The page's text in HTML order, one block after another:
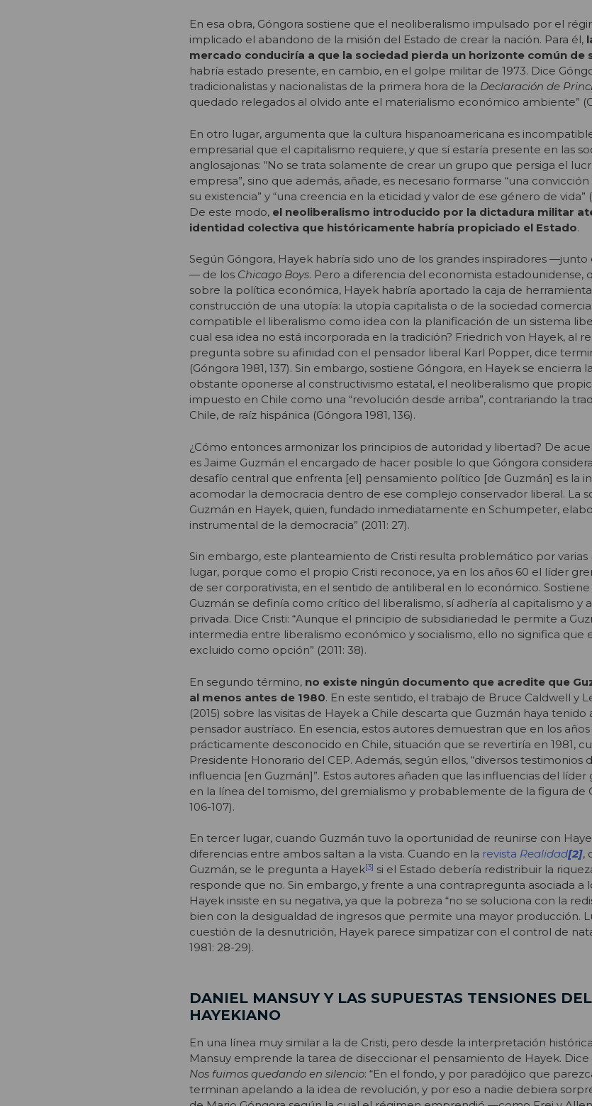
En esa obra, Góngora sostiene que el neoliberalismo impulsado por el
implicado el abandono de la misión del Estado de crear la nación. Para él,
mercado conduciría a que la sociedad pierda un horizonte común de
habría estado presente, en cambio, en el golpe militar de 1973. Dice
tradicionalistas y nacionalistas de la primera hora de la Declaración de
quedado relegados al olvido ante el materialismo económico ambiente”
En otro lugar, argumenta que la cultura hispanoamericana es
empresarial que el capitalismo requiere, y que sí estaría presente en las
anglosajonas: “No se trata solamente de crear un grupo que persiga el
empresa”, sino que además, añade, es necesario formarse “una
su existencia” y “una creencia en la eticidad y valor de ese género de vida”
De este modo, el neoliberalismo introducido por la dictadura militar
identidad colectiva que históricamente habría propiciado el Estado.
Según Góngora, Hayek habría sido uno de los grandes inspiradores
— de los Chicago Boys. Pero a diferencia del economista estadounidense,
sobre la política económica, Hayek habría aportado la caja de
construcción de una utopía: la utopía capitalista o de la sociedad
compatible el liberalismo como idea con la planificación de un sistema
cual esa idea no está incorporada en la tradición? Friedrich von Hayek, al
pregunta sobre su afinidad con el pensador liberal Karl Popper, dice
(Góngora 1981, 137). Sin embargo, sostiene Góngora, en Hayek se encierra
obstante oponerse al constructivismo estatal, el neoliberalismo que
impuesto en Chile como una “revolución desde arriba”, contrariando la
Chile, de raíz hispánica (Góngora 1981, 136).
¿Cómo entonces armonizar los principios de autoridad y libertad? De
es Jaime Guzmán el encargado de hacer posible lo que Góngora
desafío central que enfrenta [el] pensamiento político [de Guzmán] es la
acomodar la democracia dentro de ese complejo conservador liberal. La
Guzmán en Hayek, quien, fundado inmediatamente en Schumpeter,
instrumental de la democracia” (2011: 27).
Sin embargo, este planteamiento de Cristi resulta problemático por varias
lugar, porque como el propio Cristi reconoce, ya en los años 60 el líder
de ser corporativista, en el sentido de antiliberal en lo económico.
Guzmán se definía como crítico del liberalismo, sí adhería al capitalismo y
privada. Dice Cristi: “Aunque el principio de subsidiariedad le permite a
intermedia entre liberalismo económico y socialismo, ello no significa que
excluido como opción” (2011: 38).
En segundo término, no existe ningún documento que acredite que
al menos antes de 1980. En este sentido, el trabajo de Bruce Caldwell y
(2015) sobre las visitas de Hayek a Chile descarta que Guzmán haya tenido
pensador austríaco. En esencia, estos autores demuestran que en los años
prácticamente desconocido en Chile, situación que se revertiría en 1981,
Presidente Honorario del CEP. Además, según ellos, “diversos testimonios
influencia [en Guzmán]”. Estos autores añaden que las influencias del líder
en la línea del tomismo, del gremialismo y probablemente de la figura de
106-107).
En tercer lugar, cuando Guzmán tuvo la oportunidad de reunirse con
diferencias entre ambos saltan a la vista. Cuando en la revista Realidad[2],
Guzmán, se le pregunta a Hayek[3] si el Estado debería redistribuir la
responde que no. Sin embargo, y frente a una contrapregunta asociada a
Hayek insiste en su negativa, ya que la pobreza “no se soluciona con la
bien con la desigualdad de ingresos que permite una mayor producción.
cuestión de la desnutrición, Hayek parece simpatizar con el control de
1981: 28-29).
DANIEL MANSUY Y LAS SUPUESTAS TENSIONES
HAYEKIANO
En una línea muy similar a la de Cristi, pero desde la interpretación
Mansuy emprende la tarea de diseccionar el pensamiento de Hayek. Dice
Nos fuimos quedando en silencio: “En el fondo, y por paradójico que
terminan apelando a la idea de revolución, y por eso a nadie debiera